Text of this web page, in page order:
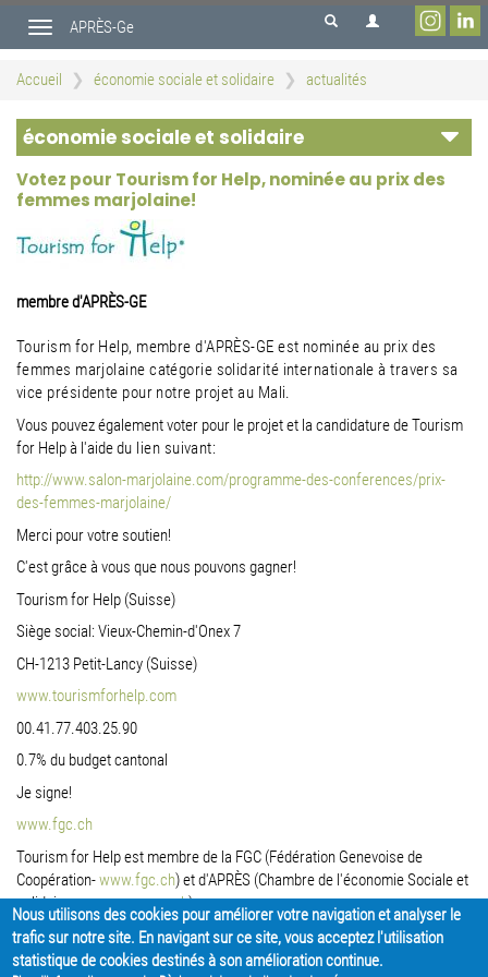
contenu
Toggle
navigation
APRÈS-Ge
Accueil économie sociale et solidaire actualités
économie sociale et solidaire
Votez pour Tourism for Help, nominée au prix des
femmes marjolaine!
membre d'APRÈS-GE
Tourism for Help, membre d'APRÈS-GE est nominée au prix des
femmes marjolaine catégorie solidarité internationale àtravers sa
vice présidente pour notre projet au Mali.
Vous pouvez également voter pour le projet et la candidature de Tourism
for Help à l'aidedu lien suivant:
http://www.salon-marjolaine.com/programme-des-conferences/prix-
des-femmes-marjolaine/
Merci pour votre soutien!
C'est grâce à vous que nous pouvons gagner!
Tourism for Help (Suisse)
Siège social: Vieux-Chemin-d'Onex 7
CH-1213 Petit-Lancy (Suisse)
www.tourismforhelp.com
00.41.77.403.25.90
0.7% du budget cantonal
Je signe!
www.fgc.ch
Tourism for Help est membre de la FGC (Fédération Genevoise de
Coopération-www.fgc.ch) et d'APRÈS (Chambre de l'économie Sociale et
solidaire-www.apres-ge.ch)
PARTAGER
Nous utilisons des cookies pour améliorer votre navigation et analyser le
trafic sur notre site. En navigant sur ce site, vous acceptez l'utilisation
statistique de cookies destinés à son amélioration continue.